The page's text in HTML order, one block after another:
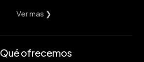
Ver mas ❯
Qué ofrecemos